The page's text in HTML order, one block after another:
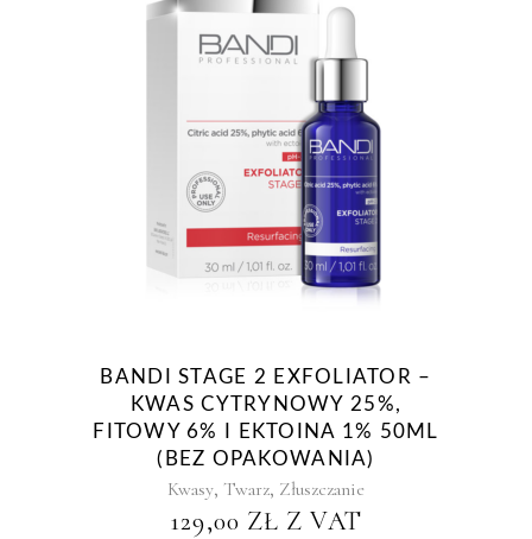
BANDI STAGE 2 EXFOLIATOR –
KWAS CYTRYNOWY 25%,
FITOWY 6% I EKTOINA 1% 50ML
(BEZ OPAKOWANIA)
Kwasy, Twarz, Złuszczanie
129,00 ZŁ Z VAT